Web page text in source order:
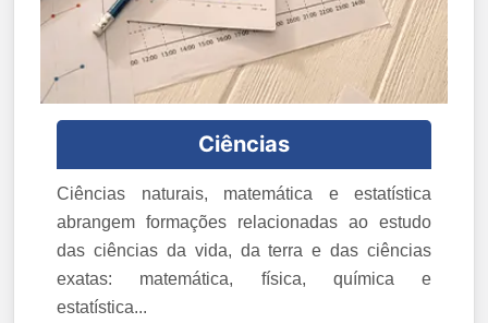
Ciências
Ciências naturais, matemática e estatística
abrangem formações relacionadas ao estudo
das ciências da vida, da terra e das ciências
exatas: matemática, física, química e
estatística...